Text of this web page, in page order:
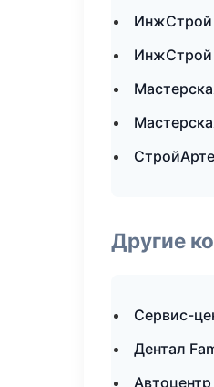
ИнжСтрой
ИнжСтрой
Другие
Сервис-
Дентал